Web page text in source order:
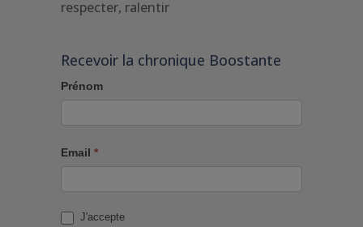
respecter, ralentir
Recevoir la chronique Boostante
Prénom
Email *
J'accepte